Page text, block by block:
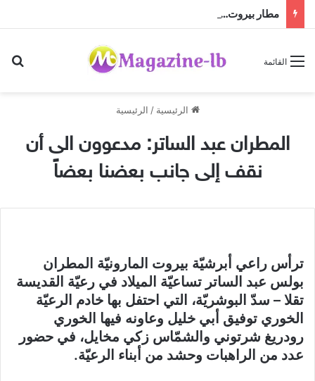
مطار بيروت… صالة الوصول التي تنتصر على الغياب
القائمة
الرئيسية / الرئيسية
المطران عبد الساتر: مدعوون الى أن
نقف إلى جانب بعضنا بعضاً
ترأس راعي أبرشيّة بيروت المارونيّة المطران
بولس عبد الساتر تساعيّة الميلاد في رعيّة القديسة
تقلا – سدّ البوشريّة، التي احتفل بها خادم الرعيّة
الخوري توفيق أبي خليل وعاونه فيها الخوري
رودريغ شرتوني والشمّاس زكي مخايل، في حضور
عدد من الراهبات وحشد من أبناء الرعيّة.